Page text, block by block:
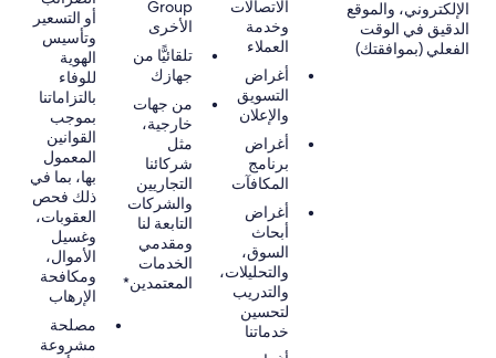
الإلكتروني، والموقع
الدقيق في الوقت
الفعلي (بموافقتك)
الاتصالات
وخدمة
العملاء
أغراض
التسويق
والإعلان
أغراض
برنامج
المكافآت
أغراض
أبحاث
السوق،
والتحليلات،
والتدريب
لتحسين
خدماتنا
Group
الأخرى
تلقائيًّا من
جهازك
من جهات
خارجية،
مثل
شركائنا
التجاريين
والشركات
التابعة لنا
ومقدمي
الخدمات
المعتمدين*
أو التسعير
وتأسيس
الهوية
للوفاء
بالتزاماتنا
بموجب
القوانين
المعمول
بها، بما في
ذلك فحص
العقوبات،
وغسيل
الأموال،
ومكافحة
الإرهاب
مصلحة
مشروعة